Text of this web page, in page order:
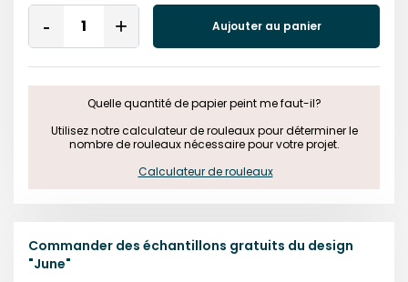
Quantity
Remove
One
Add
One
Aujouter au panier
Quelle quantité de papier peint me faut-il?
Utilisez notre calculateur de rouleaux pour déterminer le
nombre de rouleaux nécessaire pour votre projet.
Calculateur de rouleaux
Commander des échantillons gratuits du design
"June"